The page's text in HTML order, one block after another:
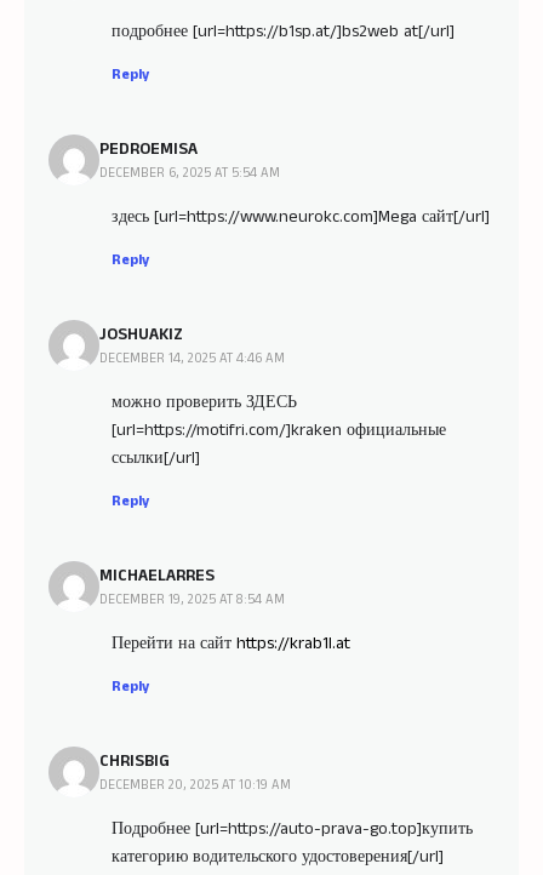
подробнее [url=https://b1sp.at/]bs2web at[/url]
Reply
PEDROEMISA
DECEMBER 6, 2025 AT 5:54 AM
здесь [url=https://www.neurokc.com]Mega сайт[/url]
Reply
JOSHUAKIZ
DECEMBER 14, 2025 AT 4:46 AM
можно проверить ЗДЕСЬ
[url=https://motifri.com/]kraken официальные
ссылки[/url]
Reply
MICHAELARRES
DECEMBER 19, 2025 AT 8:54 AM
Перейти на сайт https://krab1l.at
Reply
CHRISBIG
DECEMBER 20, 2025 AT 10:19 AM
Подробнее [url=https://auto-prava-go.top]купить
категорию водительского удостоверения[/url]